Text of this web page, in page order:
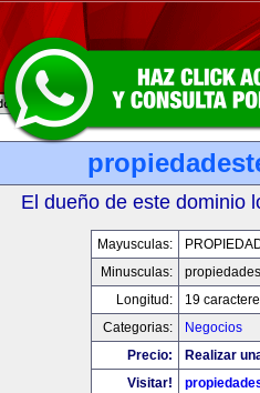
El dueño de este dominio
Mayusculas:
Minusculas:
Longitud:
19
Categorias:
Negocios
Precio:
Realizar
Visitar!